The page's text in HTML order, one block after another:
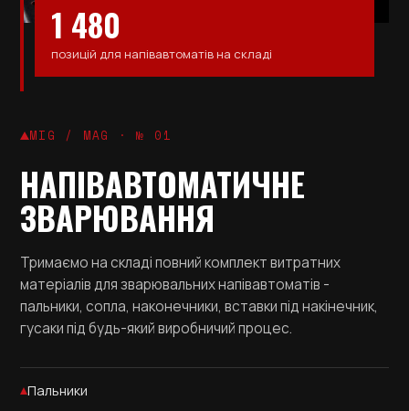
1 480
позицій для напівавтоматів на складі
MIG / MAG · № 01
НАПІВАВТОМАТИЧНЕ
ЗВАРЮВАННЯ
Тримаємо на складі повний комплект витратних
матеріалів для зварювальних напівавтоматів -
пальники, сопла, наконечники, вставки під накінечник,
гусаки під будь-який виробничий процес.
Пальники